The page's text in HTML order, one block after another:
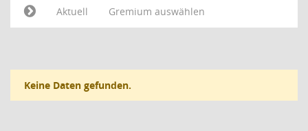
Aktuell
Gremium auswählen
Keine Daten gefunden.